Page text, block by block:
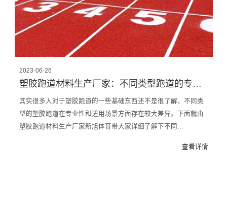
2023-06-26
塑胶跑道材料生产厂家：不同类型跑道的专业性以及适用范围场景
其实很多人对于塑胶跑道的一些基础东西还不是很了解，不同类
型的塑胶跑道在专业性和适用场景方面存在较大差异。下面就由
塑胶跑道材料生产厂家新旭体育带大家详细了解下不同…
查看详情